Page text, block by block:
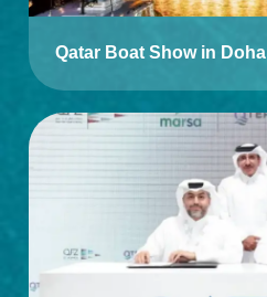
Qatar Boat Show in Doha